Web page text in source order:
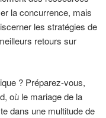
la concurrence, mais
les stratégies de
retours sur
? Préparez-vous,
où le mariage de la
dans une multitude de